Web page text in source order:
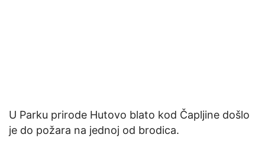
U Parku prirode Hutovo blato kod Čapljine došlo
je do požara na jednoj od brodica.